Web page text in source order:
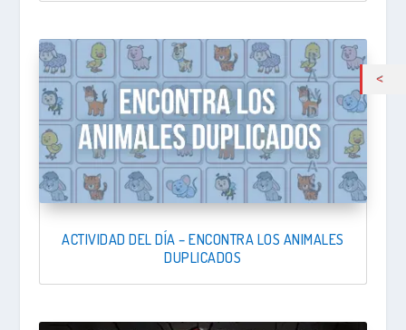
ACTIVIDAD DEL DÍA – ENCONTRA LOS ANIMALES
DUPLICADOS